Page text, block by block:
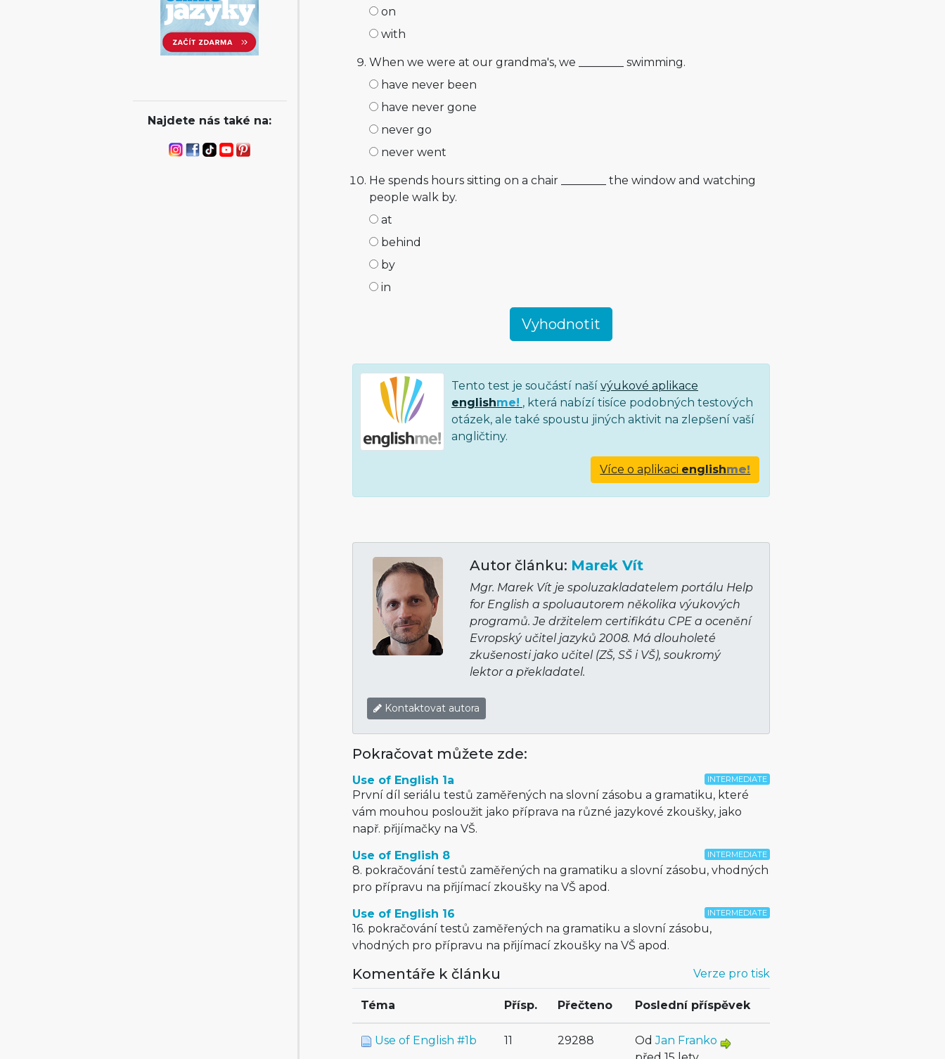
Najdete nás také na:
on
with
When we were at our grandma's, we ________ swimming.
have never been
have never gone
never go
never went
He spends hours sitting on a chair ________ the window and watching
people walk by.
at
behind
by
in
Tento test je součástí naší výukové aplikace
englishme! , která nabízí tisíce podobných testových
otázek, ale také spoustu jiných aktivit na zlepšení vaší
angličtiny.
Více o aplikaci englishme!
Autor článku: Marek Vít
Mgr. Marek Vít je spoluzakladatelem portálu Help
for English a spoluautorem několika výukových
programů. Je držitelem certifikátu CPE a ocenění
Evropský učitel jazyků 2008. Má dlouholeté
zkušenosti jako učitel (ZŠ, SŠ i VŠ), soukromý
lektor a překladatel.
Kontaktovat autora
Pokračovat můžete zde:
INTERMEDIATE
Use of English 1a
První díl seriálu testů zaměřených na slovní zásobu a gramatiku, které
vám mouhou posloužit jako příprava na různé jazykové zkoušky, jako
např. přijímačky na VŠ.
INTERMEDIATE
Use of English 8
8. pokračování testů zaměřených na gramatiku a slovní zásobu, vhodných
pro přípravu na přijímací zkoušky na VŠ apod.
INTERMEDIATE
Use of English 16
16. pokračování testů zaměřených na gramatiku a slovní zásobu,
vhodných pro přípravu na přijímací zkoušky na VŠ apod.
Verze pro tisk
Komentáře k článku
Téma Přísp. Přečteno Poslední příspěvek
Use of English #1b 11 29288 OdJan Franko